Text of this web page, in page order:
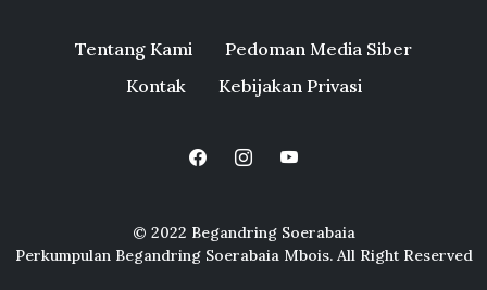
Tentang Kami
Pedoman Media Siber
Kontak
Kebijakan Privasi
© 2022 Begandring Soerabaia
Perkumpulan Begandring Soerabaia Mbois. All Right Reserved